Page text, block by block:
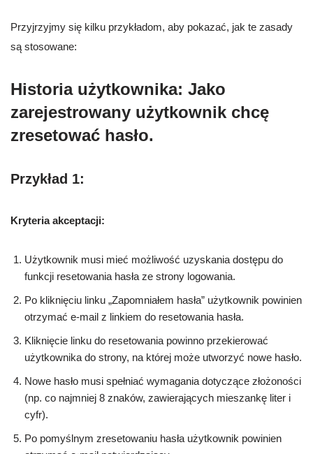
Przyjrzyjmy się kilku przykładom, aby pokazać, jak te zasady
są stosowane:
Historia użytkownika: Jako
zarejestrowany użytkownik chcę
zresetować hasło.
Przykład 1:
Kryteria akceptacji:
Użytkownik musi mieć możliwość uzyskania dostępu do
funkcji resetowania hasła ze strony logowania.
Po kliknięciu linku „Zapomniałem hasła” użytkownik powinien
otrzymać e-mail z linkiem do resetowania hasła.
Kliknięcie linku do resetowania powinno przekierować
użytkownika do strony, na której może utworzyć nowe hasło.
Nowe hasło musi spełniać wymagania dotyczące złożoności
(np. co najmniej 8 znaków, zawierających mieszankę liter i
cyfr).
Po pomyślnym zresetowaniu hasła użytkownik powinien